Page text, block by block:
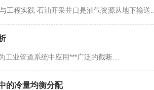
工程实践 石油开采井口是油气资源从地下输送…
工业管道系统中应用***广泛的截断…
的冷量均衡分配